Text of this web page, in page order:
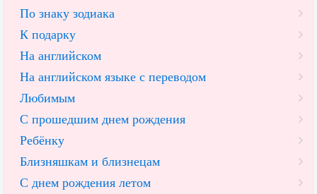
По знаку зодиака
К подарку
На английском
На английском языке с переводом
Любимым
С прошедшим днем рождения
Ребёнку
Близняшкам и близнецам
С днем рождения летом